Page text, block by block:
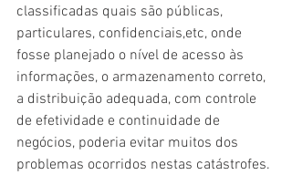
classificadas quais são públicas,
particulares, confidenciais,etc, onde
fosse planejado o nível de acesso às
informações, o armazenamento correto,
a distribuição adequada, com controle
de efetividade e continuidade de
negócios, poderia evitar muitos dos
problemas ocorridos nestas catástrofes.